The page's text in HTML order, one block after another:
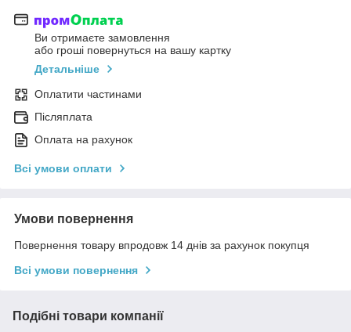
Ви отримаєте замовлення
або гроші повернуться на вашу картку
Детальніше
Оплатити частинами
Післяплата
Оплата на рахунок
Всі умови оплати
Умови повернення
Повернення товару впродовж 14 днів за рахунок покупця
Всі умови повернення
Подібні товари компанії